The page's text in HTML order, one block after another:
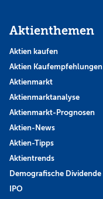
Aktienthemen
Aktien kaufen
Aktien Kaufempfehlungen
Aktienmarkt
Aktienmarktanalyse
Aktienmarkt-Prognosen
Aktien-News
Aktien-Tipps
Aktientrends
Demografische Dividende
IPO